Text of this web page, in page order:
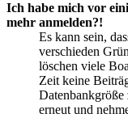
Ich habe mich vor
mehr anmelden?!
Es kann sein,
verschieden
löschen viele
Zeit keine
Datenbankgröße
erneut und